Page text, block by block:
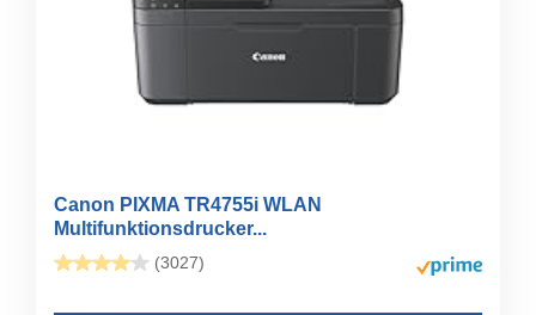
Canon PIXMA TR4755i WLAN
Multifunktionsdrucker...
(3027)